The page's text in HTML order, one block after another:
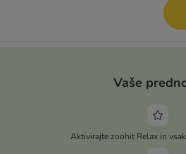
Vaše
Aktivirajte zoohit Relax in